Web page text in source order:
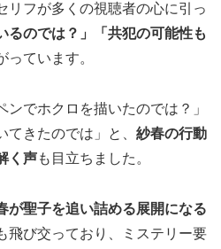
リフが多くの視聴者の心に引っ
るのでは？」「共犯の可能性も
っています。
ンでホクロを描いたのでは？」
てきたのでは」と、 紗春の行動
く声も目立ちました。
が聖子を追い詰める展開になる
飛び交っており、ミステリー要